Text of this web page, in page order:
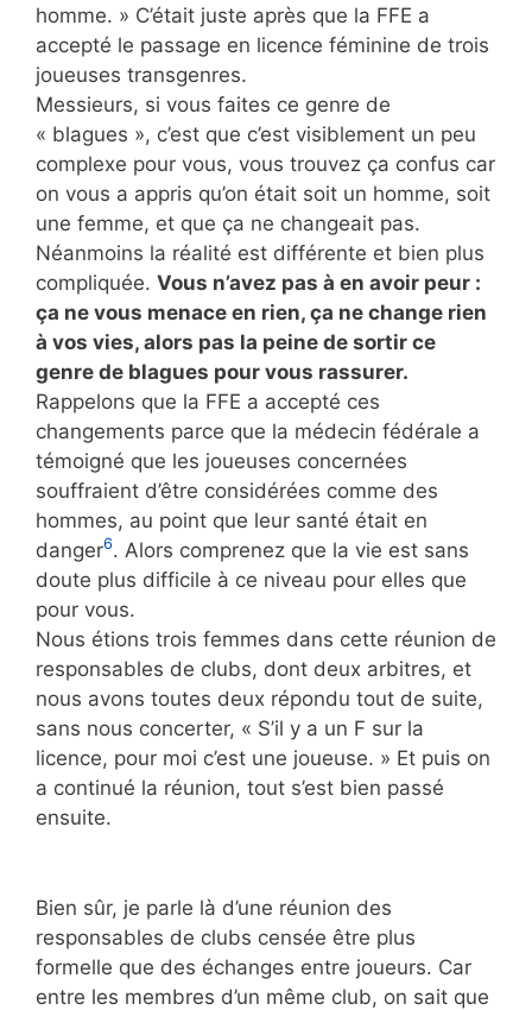
homme. » C’était juste après que la FFE a
accepté le passage en licence féminine de trois
joueuses transgenres.
Messieurs, si vous faites ce genre de
« blagues », c’est que c’est visiblement un peu
complexe pour vous, vous trouvez ça confus car
on vous a appris qu’on était soit un homme, soit
une femme, et que ça ne changeait pas.
Néanmoins la réalité est différente et bien plus
compliquée. Vous n’avez pas à en avoir peur :
ça ne vous menace en rien, ça ne change rien
à vos vies, alors pas la peine de sortir ce
genre de blagues pour vous rassurer.
Rappelons que la FFE a accepté ces
changements parce que la médecin fédérale a
témoigné que les joueuses concernées
souffraient d’être considérées comme des
hommes, au point que leur santé était en
danger6. Alors comprenez que la vie est sans
doute plus difficile à ce niveau pour elles que
pour vous.
Nous étions trois femmes dans cette réunion de
responsables de clubs, dont deux arbitres, et
nous avons toutes deux répondu tout de suite,
sans nous concerter, « S’il y a un F sur la
licence, pour moi c’est une joueuse. » Et puis on
a continué la réunion, tout s’est bien passé
ensuite.
Bien sûr, je parle là d’une réunion des
responsables de clubs censée être plus
formelle que des échanges entre joueurs. Car
entre les membres d’un même club, on sait que